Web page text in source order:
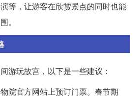
等，让游客在欣赏景点的同时也能
。
游玩故宫，以下是一些建议：
院官方网站上预订门票。春节期